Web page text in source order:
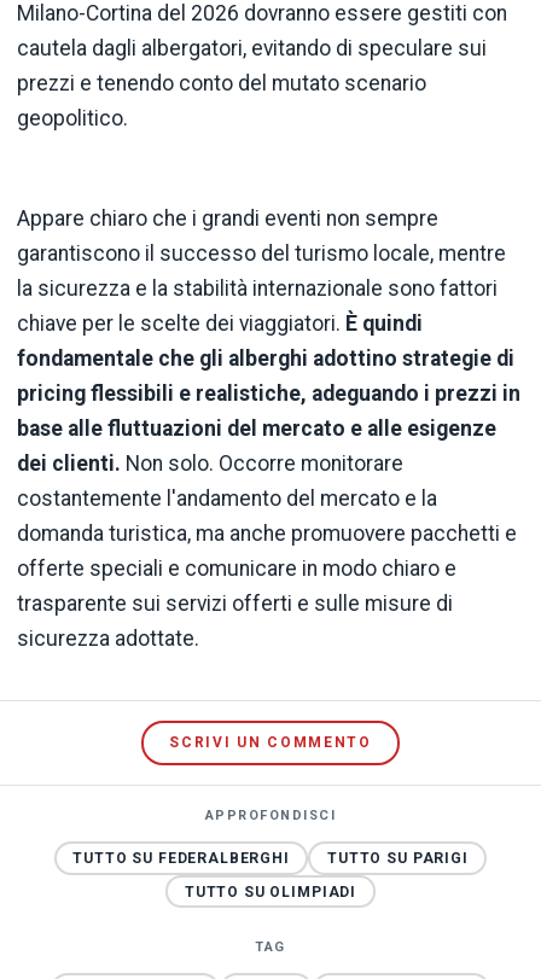
Milano-Cortina del 2026 dovranno essere gestiti con
cautela dagli albergatori, evitando di speculare sui
prezzi e tenendo conto del mutato scenario
geopolitico.
Appare chiaro che i grandi eventi non sempre
garantiscono il successo del turismo locale, mentre
la sicurezza e la stabilità internazionale sono fattori
chiave per le scelte dei viaggiatori. È quindi
fondamentale che gli alberghi adottino strategie di
pricing flessibili e realistiche, adeguando i prezzi in
base alle fluttuazioni del mercato e alle esigenze
dei clienti. Non solo. Occorre monitorare
costantemente l'andamento del mercato e la
domanda turistica, ma anche promuovere pacchetti e
offerte speciali e comunicare in modo chiaro e
trasparente sui servizi offerti e sulle misure di
sicurezza adottate.
SCRIVI UN COMMENTO
APPROFONDISCI
TUTTO SU FEDERALBERGHI
TUTTO SU PARIGI
TUTTO SU OLIMPIADI
TAG